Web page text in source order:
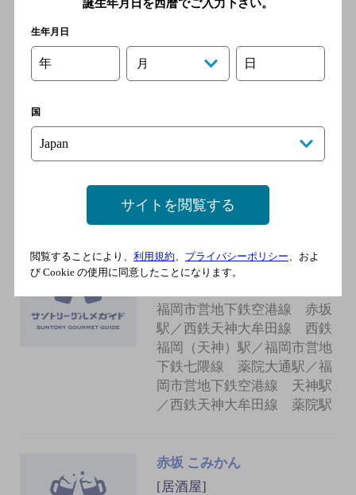
駅／西鉄天神大牟田線 西鉄
営地下鉄七隈線 薬院大通駅
[居酒屋]
地下鉄空港線（1号線） 赤坂
駅 徒歩7分
食堂Ｌｉｇｈｔ
福岡市営地下鉄空港線 赤坂
駅／西鉄天神大牟田線 西鉄
福岡（天神）駅／福岡市営地
下鉄七隈線 薬院大通駅／福
岡市営地下鉄空港線 天神駅
／西鉄天神大牟田線 薬院駅
赤坂 こみかん
[居酒屋]
誕生年月日を西暦でご入力下さい。
生年月日
年 月 日
国
サイトを閲覧する
閲覧することにより、 利用規約、 プライバシーポリシー、およ
び Cookie の使用に同意したことになります。